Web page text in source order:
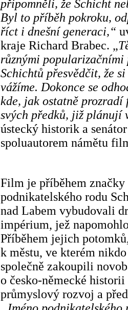
připomněli, že Schicht
Byl to příběh pokroku,
říct i dnešní generaci,“
kraje Richard Brabec. „
různými
Schichtů přesvědčit, že
vážíme. Dokonce se
kde, jak ostatně
svých předků, již plánují
ústecký historik a
spoluautorem námětu
Film je příběhem
podnikatelského rodu
nad Labem vybudovali
impérium, jež
Příběhem jejich
k městu, ve kterém
společně zakoupili
o česko-německé
průmyslový rozvoj a